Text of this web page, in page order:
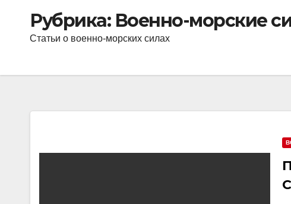
Рубрика: Военно-морские
Статьи о военно-морских силах